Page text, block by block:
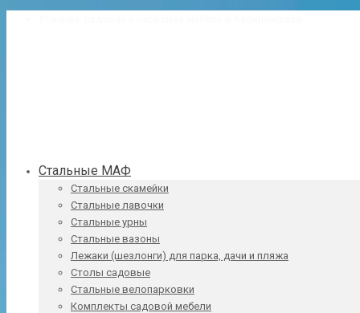
Стальные МАФ
Стальные скамейки
Стальные лавочки
Стальные урны
Стальные вазоны
Лежаки (шезлонги) для парка, дачи и пляжа
Столы садовые
Стальные велопарковки
Комплекты садовой мебели